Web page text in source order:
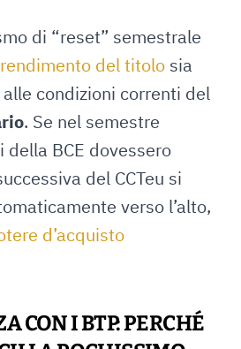
di “reset” semestrale
rendimento del titolo sia
condizioni correnti del
. Se nel semestre
della BCE dovessero
del CCTeu si
verso l’alto,
d’acquisto
CON I BTP: PERCHÉ